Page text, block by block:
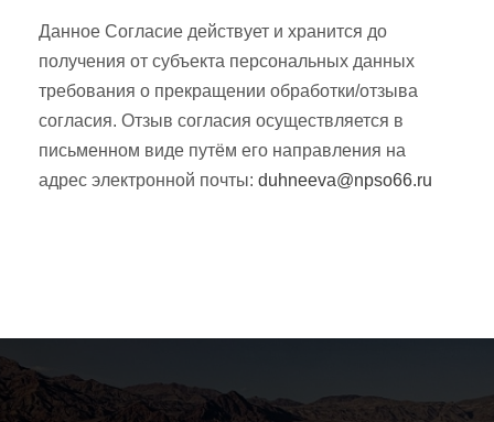
Данное Согласие действует и хранится до
получения от субъекта персональных данных
требования о прекращении обработки/отзыва
согласия. Отзыв согласия осуществляется в
письменном виде путём его направления на
адрес электронной почты: duhneeva@npso66.ru